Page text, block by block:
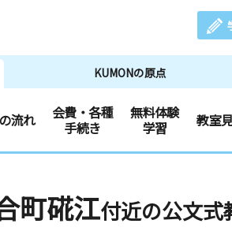
KUMONの原点
流れ
会費・各種
手続き
無料体験
学習
教室
町硴江付近の公文式